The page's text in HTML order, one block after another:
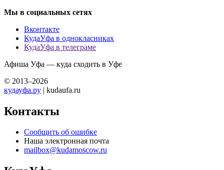
Мы в социальных сетях
Вконтакте
КудаУфа в однокласниках
КудаУфа в телеграме
Афиша Уфа — куда сходить в Уфе
© 2013–2026
кудауфа.ру | kudaufa.ru
Контакты
Сообщить об ошибке
Наша электронная почта
mailbox@kudamoscow.ru